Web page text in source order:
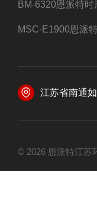
江苏省南通
© 2026 恩派特江